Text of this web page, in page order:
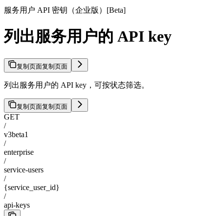
服务用户 API 密钥（企业版）[Beta]
列出服务用户的 API key
复制页面复制页面
列出服务用户的 API key，可按状态筛选。
复制页面复制页面
GET
/
v3beta1
/
enterprise
/
service-users
/
{service_user_id}
/
api-keys